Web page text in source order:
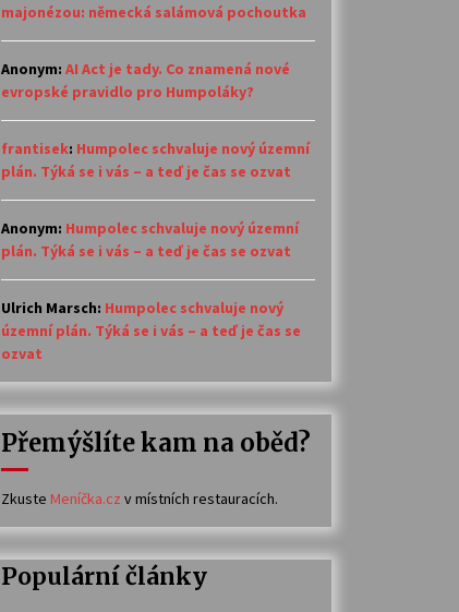
majonézou: německá salámová pochoutka
Anonym: AI Act je tady. Co znamená nové
evropské pravidlo pro Humpoláky?
frantisek: Humpolec schvaluje nový územní
plán. Týká se i vás – a teď je čas se ozvat
Anonym: Humpolec schvaluje nový územní
plán. Týká se i vás – a teď je čas se ozvat
Ulrich Marsch: Humpolec schvaluje nový
územní plán. Týká se i vás – a teď je čas se
ozvat
Přemýšlíte kam na oběd?
Zkuste Meníčka.cz v místních restauracích.
Populární články